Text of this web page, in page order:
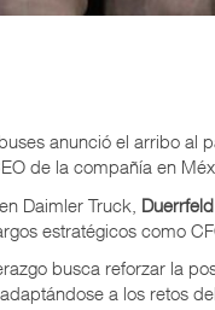
anunció el arribo al
de la compañía en
Daimler Truck, Duerrfeld
estratégicos como
busca reforzar la
a los retos